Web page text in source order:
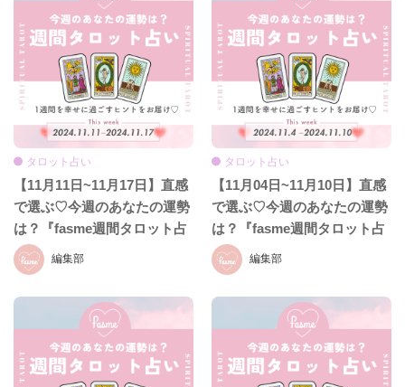
編集部
タロット占い
【11月11日~11月17日】直感
で選ぶ♡今週のあなたの運勢
は？『fasme週間タロット占
い』
編集部
タロット占い
【11月04日~11月10日】直感
で選ぶ♡今週のあなたの運勢
は？『fasme週間タロット占
い』